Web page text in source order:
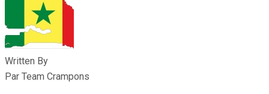
Written By
Par Team Crampons